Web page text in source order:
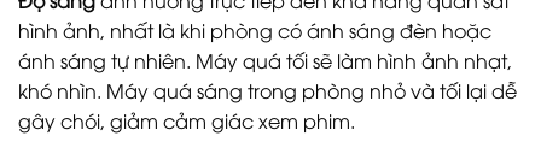
hình ảnh, nhất là khi phòng có ánh sáng đèn hoặc
ánh sáng tự nhiên. Máy quá tối sẽ làm hình ảnh nhạt,
khó nhìn. Máy quá sáng trong phòng nhỏ và tối lại dễ
gây chói, giảm cảm giác xem phim.